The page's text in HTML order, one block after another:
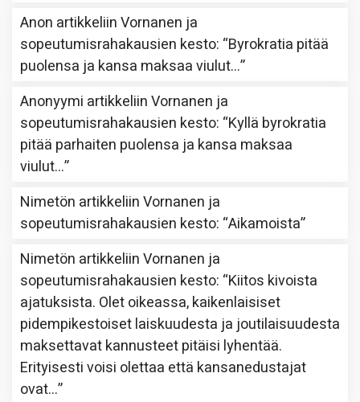
Anon artikkeliinVornanen ja
sopeutumisrahakausien kesto: “Byrokratia pitää
puolensa ja kansa maksaa viulut…”
Anonyymi artikkeliinVornanen ja
sopeutumisrahakausien kesto: “Kyllä byrokratia
pitää parhaiten puolensa ja kansa maksaa
viulut…”
Nimetön artikkeliinVornanen ja
sopeutumisrahakausien kesto: “Aikamoista”
Nimetön artikkeliinVornanen ja
sopeutumisrahakausien kesto: “Kiitos kivoista
ajatuksista. Olet oikeassa, kaikenlaisiset
pidempikestoiset laiskuudesta ja joutilaisuudesta
maksettavat kannusteet pitäisi lyhentää.
Erityisesti voisi olettaa että kansanedustajat
ovat…”